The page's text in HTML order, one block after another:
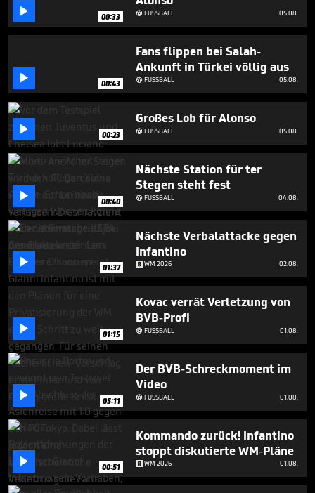
minute,
 00:33 FUSSBALL 05.08.
 00:43
Fans flippen bei Salah-
Ankunft in Türkei völlig aus
FUSSBALL 05.08.
 00:23
Großes Lob für Alonso
FUSSBALL 05.08.
 00:40
Nächste Station für ter
Stegen steht fest
FUSSBALL 04.08.
 01:37
Nächste Verbalattacke gegen
Infantino
WM 2026 02.08.
 01:15
Kovac verrät Verletzung von
BVB-Profi
FUSSBALL 01.08.
 05:11
Der BVB-Schreckmoment im
Video
FUSSBALL 01.08.
 00:51
Kommando zurück! Infantino
stoppt diskutierte WM-Pläne
WM 2026 01.08.